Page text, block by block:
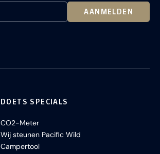
AANMELDEN
DOETS SPECIALS
CO2-Meter
Wij steunen Pacific Wild
Campertool